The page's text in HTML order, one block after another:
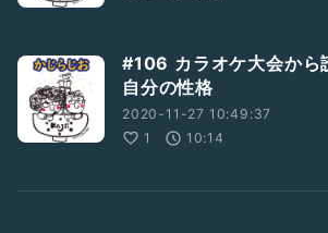
#106 カラオケ大会から
自分の性格
2020-11-27 10:49:37
1
10:14